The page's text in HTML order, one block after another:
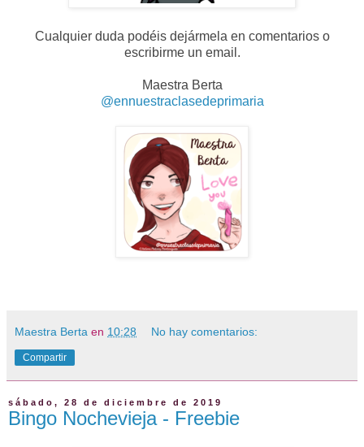
Cualquier duda podéis dejármela en comentarios o
escribirme un email.
Maestra Berta
@ennuestraclasedeprimaria
Maestra Berta en 10:28 No hay comentarios:
Compartir
sábado, 28 de diciembre de 2019
Bingo Nochevieja - Freebie